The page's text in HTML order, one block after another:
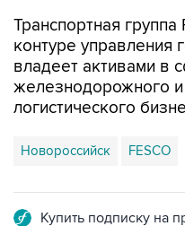
Транспортная группа
контуре управления
владеет активами в
железнодорожного и
логистического
Новороссийск FESCO
Купить подписку на